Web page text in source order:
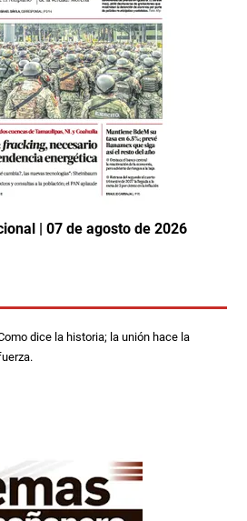
| 07 de agosto de 2026
dice la historia; la unión hace la